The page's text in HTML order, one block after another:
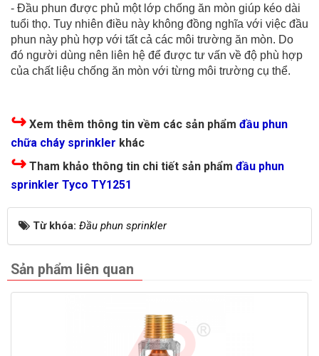
- Đầu phun được phủ một lớp chống ăn mòn giúp kéo dài
tuổi thọ. Tuy nhiên điều này không đồng nghĩa với việc đầu
phun này phù hợp với tất cả các môi trường ăn mòn. Do
đó người dùng nên liên hệ để được tư vấn về độ phù hợp
của chất liệu chống ăn mòn với từng môi trường cụ thể.
↪ Xem thêm thông tin vềm các sản phẩm đầu phun
chữa cháy sprinkler khác
↪ Tham khảo thông tin chi tiết sản phẩm đầu phun
sprinkler Tyco TY1251
Từ khóa: Đầu phun sprinkler
Sản phẩm liên quan